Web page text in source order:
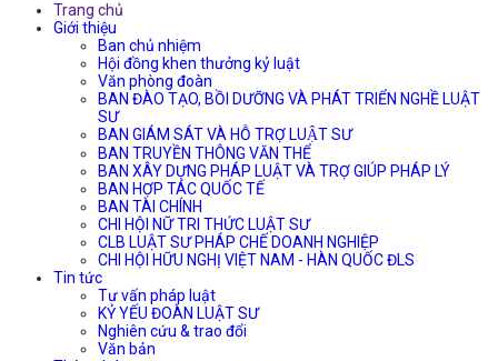
Trang chủ
Giới thiệu
Ban chủ nhiệm
Hội đồng khen thưởng kỷ luật
Văn phòng đoàn
BAN ĐÀO TẠO, BỒI DƯỠNG VÀ PHÁT TRIỂN NGHỀ LUẬT
SƯ
BAN GIÁM SÁT VÀ HỖ TRỢ LUẬT SƯ
BAN TRUYỀN THÔNG VĂN THỂ
BAN XÂY DỰNG PHÁP LUẬT VÀ TRỢ GIÚP PHÁP LÝ
BAN HỢP TÁC QUỐC TẾ
BAN TÀI CHÍNH
CHI HỘI NỮ TRI THỨC LUẬT SƯ
CLB LUẬT SƯ PHÁP CHẾ DOANH NGHIỆP
CHI HỘI HỮU NGHỊ VIỆT NAM - HÀN QUỐC ĐLS
Tin tức
Tư vấn pháp luật
KỶ YẾU ĐOÀN LUẬT SƯ
Nghiên cứu & trao đổi
Văn bản